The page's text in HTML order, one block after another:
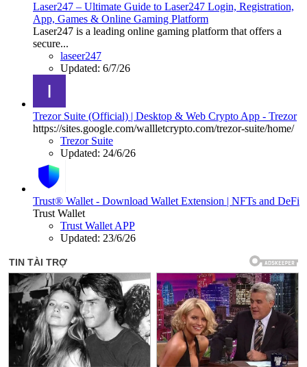
Laser247 – Ultimate Guide to Laser247 Login, Registration,
App, Games & Online Gaming Platform
Laser247 is a leading online gaming platform that offers a
secure...
laseer247
Updated: 6/7/26
Trezor Suite (Official) | Desktop & Web Crypto App - Trezor
https://sites.google.com/wallletcrypto.com/trezor-suite/home/
Trezor Suite
Updated: 24/6/26
Trust® Wallet - Download Wallet Extension | NFTs and DeFi
Trust Wallet
Trust Wallet APP
Updated: 23/6/26